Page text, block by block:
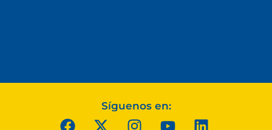
Síguenos en: